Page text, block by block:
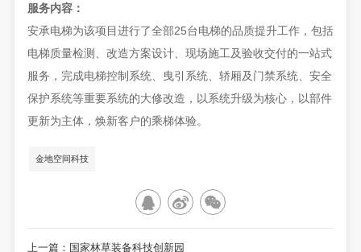
服务内容：
安承电梯为该项目进行了全部25台电梯的品质提升工作，包括
电梯质量检测、改造方案设计、现场施工及验收交付的一站式
服务，完成电梯控制系统、曳引系统、轿厢及门禁系统、安全
保护系统等重要系统的大修改造，以系统升级为核心，以部件
更新为主体，焕新客户的乘梯体验。
金地空间科技
上一篇：国家林草装备科技创新园